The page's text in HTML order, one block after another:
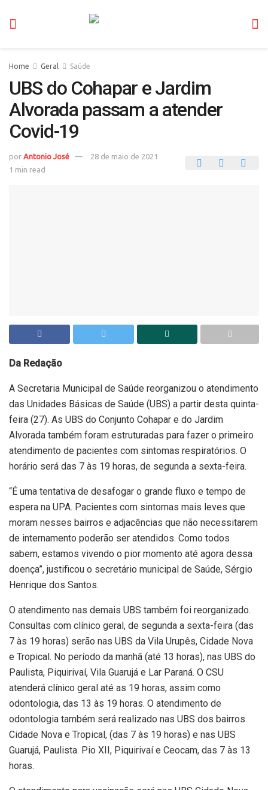
Home Geral Saúde
UBS do Cohapar e Jardim
Alvorada passam a atender
Covid-19
por Antonio José
28 de maio de 2021
1 min read
Da Redação
A Secretaria Municipal de Saúde reorganizou o atendimento
das Unidades Básicas de Saúde (UBS) a partir desta quinta-
feira (27). As UBS do Conjunto Cohapar e do Jardim
Alvorada também foram estruturadas para fazer o primeiro
atendimento de pacientes com sintomas respiratórios. O
horário será das 7 às 19 horas, de segunda a sexta-feira.
“É uma tentativa de desafogar o grande fluxo e tempo de
espera na UPA. Pacientes com sintomas mais leves que
moram nesses bairros e adjacências que não necessitarem
de internamento poderão ser atendidos. Como todos
sabem, estamos vivendo o pior momento até agora dessa
doença”, justificou o secretário municipal de Saúde, Sérgio
Henrique dos Santos.
O atendimento nas demais UBS também foi reorganizado.
Consultas com clínico geral, de segunda a sexta-feira (das
7 às 19 horas) serão nas UBS da Vila Urupês, Cidade Nova
e Tropical. No período da manhã (até 13 horas), nas UBS do
Paulista, Piquirivaí, Vila Guarujá e Lar Paraná. O CSU
atenderá clínico geral até as 19 horas, assim como
odontologia, das 13 às 19 horas. O atendimento de
odontologia também será realizado nas UBS dos bairros
Cidade Nova e Tropical, (das 7 às 19 horas) e nas UBS
Guarujá, Paulista. Pio XII, Piquirivaí e Ceocam, das 7 às 13
horas.